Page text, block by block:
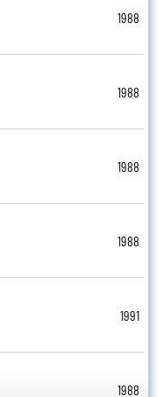
1988
1988
1988
1988
1991
1988